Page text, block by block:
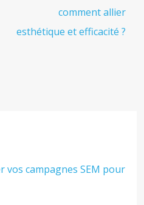
comment allier
esthétique et efficacité ?
vos campagnes SEM pour